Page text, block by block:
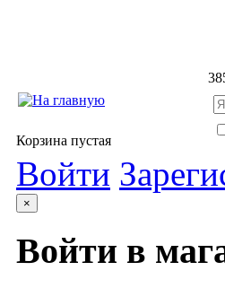
Корзина пустая
Войти
×
Войти в